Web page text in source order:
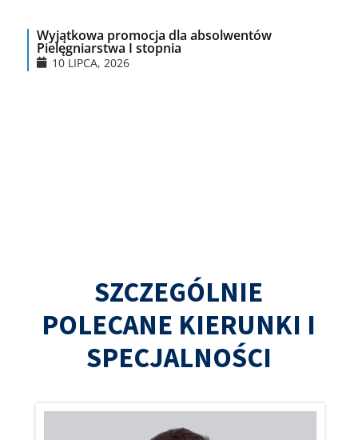
Wyjątkowa promocja dla absolwentów
Pielęgniarstwa I stopnia
10 LIPCA, 2026
SZCZEGÓLNIE
POLECANE KIERUNKI I
SPECJALNOŚCI